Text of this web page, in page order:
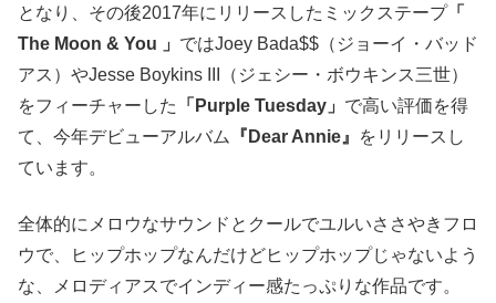
となり、その後2017年にリリースしたミックステープ「
The Moon & You 」 ではJoey Bada$$（ジョーイ・バッド
アス）やJesse Boykins III（ジェシー・ボウキンス三世）
をフィーチャーした
「Purple Tuesday」 で高い評価を得
て、今年デビューアルバム
『Dear Annie』
をリリースし
ています。
全体的にメロウなサウンドとクールでユルいささやきフロ
ウで、ヒップホップなんだけどヒップホップじゃないよう
な、メロディアスでインディー感たっぷりな作品です。